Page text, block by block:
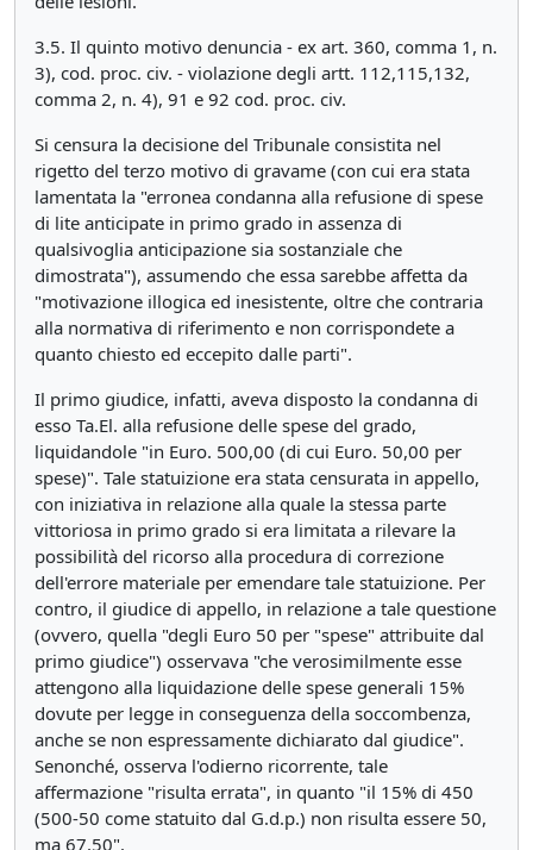
3.5. Il quinto motivo denuncia - ex art. 360, comma 1, n.
3), cod. proc. civ. - violazione degli artt. 112,115,132,
comma 2, n. 4), 91 e 92 cod. proc. civ.
Si censura la decisione del Tribunale consistita nel
rigetto del terzo motivo di gravame (con cui era stata
lamentata la "erronea condanna alla refusione di spese
di lite anticipate in primo grado in assenza di
qualsivoglia anticipazione sia sostanziale che
dimostrata"), assumendo che essa sarebbe affetta da
"motivazione illogica ed inesistente, oltre che contraria
alla normativa di riferimento e non corrispondete a
quanto chiesto ed eccepito dalle parti".
Il primo giudice, infatti, aveva disposto la condanna di
esso Ta.El. alla refusione delle spese del grado,
liquidandole "in Euro. 500,00 (di cui Euro. 50,00 per
spese)". Tale statuizione era stata censurata in appello,
con iniziativa in relazione alla quale la stessa parte
vittoriosa in primo grado si era limitata a rilevare la
possibilità del ricorso alla procedura di correzione
dell'errore materiale per emendare tale statuizione. Per
contro, il giudice di appello, in relazione a tale questione
(ovvero, quella "degli Euro 50 per "spese" attribuite dal
primo giudice") osservava "che verosimilmente esse
attengono alla liquidazione delle spese generali 15%
dovute per legge in conseguenza della soccombenza,
anche se non espressamente dichiarato dal giudice".
Senonché, osserva l'odierno ricorrente, tale
affermazione "risulta errata", in quanto "il 15% di 450
(500-50 come statuito dal G.d.p.) non risulta essere 50,
ma 67,50".